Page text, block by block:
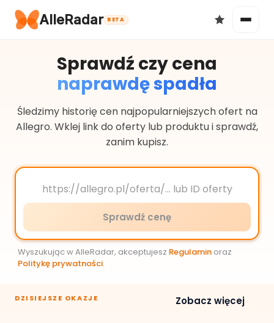
AlleRadar BETA
Okazje
Ulubione
Sprawdź czy cena
naprawdę spadła
Śledzimy historię cen najpopularniejszych ofert na
Allegro. Wklej link do oferty lub produktu i sprawdź,
zanim kupisz.
Sprawdź cenę
Wyszukując w AlleRadar, akceptujesz Regulamin oraz
Politykę prywatności.
DZISIEJSZE OKAZJE Zobacz więcej